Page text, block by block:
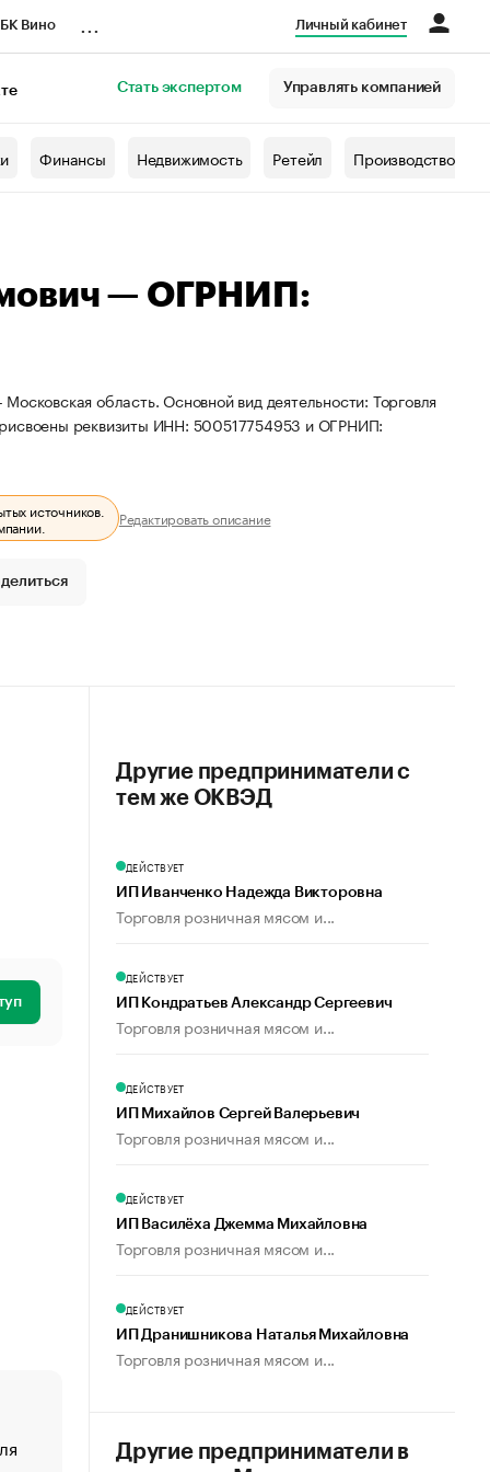
Вино Личный кабинет
Стать экспертом Управлять компанией
Финансы Недвижимость Ретейл Производство
— ОГРНИП:
область. Основной вид деятельности: Торговля
реквизиты ИНН: 500517754953 и ОГРНИП:
источников.
Редактировать описание
«От спорта тело стареет иначе». Как живет глава
Другие предприниматели с
тем же ОКВЭД
ДЕЙСТВУЕТ
ИП Иванченко Надежда Викторовна
Торговля розничная мясом и...
ДЕЙСТВУЕТ
ИП Кондратьев Александр Сергеевич
Торговля розничная мясом и...
ДЕЙСТВУЕТ
ИП Михайлов Сергей Валерьевич
Торговля розничная мясом и...
ДЕЙСТВУЕТ
ИП Василёха Джемма Михайловна
Торговля розничная мясом и...
ДЕЙСТВУЕТ
ИП Дранишникова Наталья Михайловна
Торговля розничная мясом и...
Другие предприниматели в